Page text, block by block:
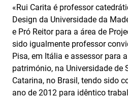
«Rui Carita é professor
Design da Universidade da
e Pró Reitor para a área de
sido igualmente professor
Pisa, em Itália e assessor para
património, na Universidade de
Catarina, no Brasil, tendo sido
ano de 2012 para idêntico